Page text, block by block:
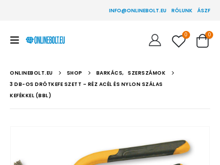
INFO@ONLINEBOLT.EU RÓLUNK ÁSZF
0 0
ONLINEBOLT.EU SHOP BARKÁCS, SZERSZÁMOK
3 DB-OS DRÓTKEFE SZETT – RÉZ ACÉL ÉS NYLON SZÁLAS
KEFÉKKEL (BBL)